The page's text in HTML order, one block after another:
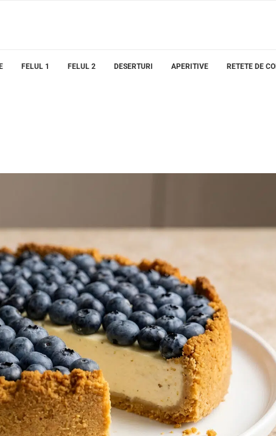
FELUL 1 FELUL 2 DESERTURI APERITIVE RETETE DE